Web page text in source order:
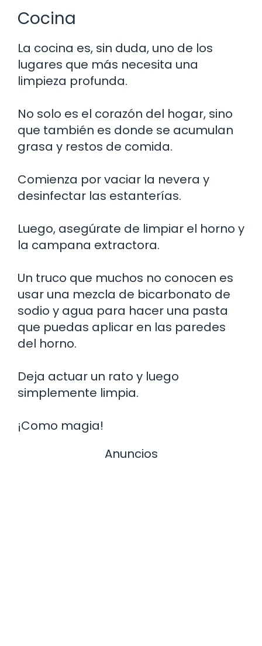
Cocina
La cocina es, sin duda, uno de los
lugares que más necesita una
limpieza profunda.
No solo es el corazón del hogar, sino
que también es donde se acumulan
grasa y restos de comida.
Comienza por vaciar la nevera y
desinfectar las estanterías.
Luego, asegúrate de limpiar el horno y
la campana extractora.
Un truco que muchos no conocen es
usar una mezcla de bicarbonato de
sodio y agua para hacer una pasta
que puedas aplicar en las paredes
del horno.
Deja actuar un rato y luego
simplemente limpia.
¡Como magia!
Anuncios